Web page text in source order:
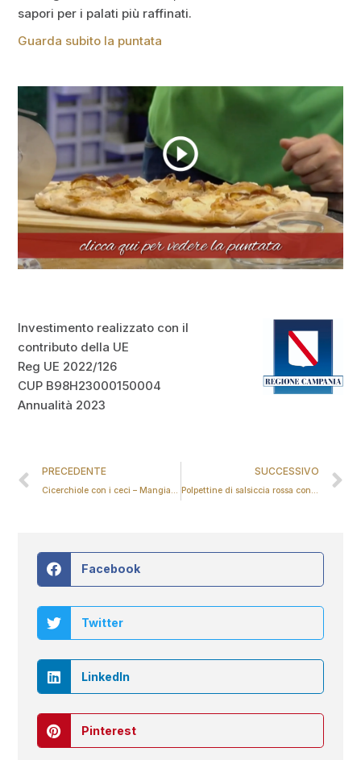
sapori per i palati più raffinati.
Guarda subito la puntata
Investimento realizzato con il
contributo della UE
Reg UE 2022/126
CUP B98H23000150004
Annualità 2023
PRECEDENTE
Cicerchiole con i ceci – Mangiare con gusto
SUCCESSIVO
Polpettine di salsiccia rossa con il nostro aglio
Facebook
Twitter
LinkedIn
Pinterest